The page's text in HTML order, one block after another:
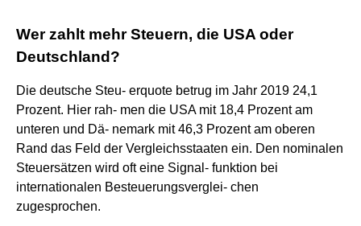
Wer zahlt mehr Steuern, die USA oder
Deutschland?
Die deutsche Steu- erquote betrug im Jahr 2019 24,1
Prozent. Hier rah- men die USA mit 18,4 Prozent am
unteren und Dä- nemark mit 46,3 Prozent am oberen
Rand das Feld der Vergleichsstaaten ein. Den nominalen
Steuersätzen wird oft eine Signal- funktion bei
internationalen Besteuerungsverglei- chen
zugesprochen.